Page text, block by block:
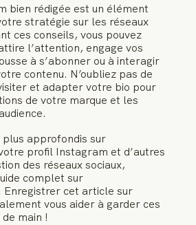
bien rédigée est un élément
stratégie sur les réseaux
ces conseils, vous pouvez
l’attention, engage vos
à s’abonner ou à interagir
contenu. N’oubliez pas de
et adapter votre bio pour
de votre marque et les
plus approfondis sur
profil Instagram et d’autres
des réseaux sociaux,
complet sur
Enregistrer cet article sur
vous aider à garder ces
main !